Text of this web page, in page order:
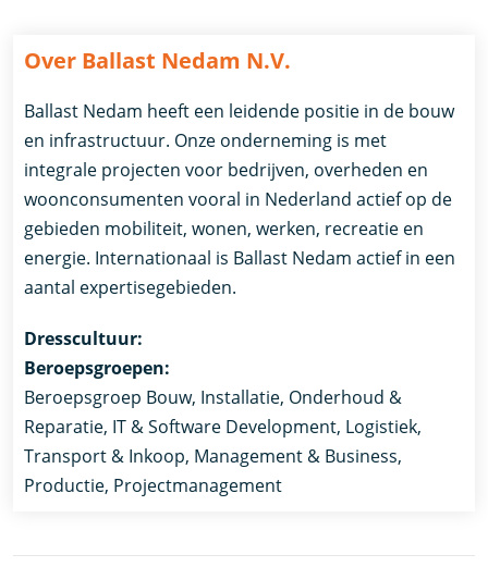
Over Ballast Nedam N.V.
Ballast Nedam heeft een leidende positie in de bouw
en infrastructuur. Onze onderneming is met
integrale projecten voor bedrijven, overheden en
woonconsumenten vooral in Nederland actief op de
gebieden mobiliteit, wonen, werken, recreatie en
energie. Internationaal is Ballast Nedam actief in een
aantal expertisegebieden.
Dresscultuur:
Beroepsgroepen:
Beroepsgroep Bouw, Installatie, Onderhoud &
Reparatie, IT & Software Development, Logistiek,
Transport & Inkoop, Management & Business,
Productie, Projectmanagement